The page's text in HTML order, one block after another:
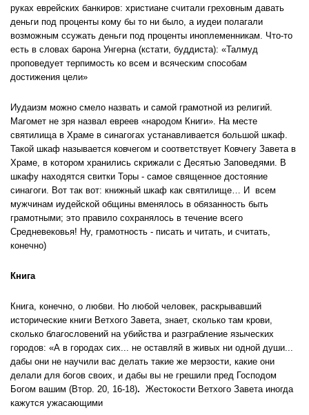
руках еврейских банкиров: христиане считали греховным давать
деньги под проценты кому бы то ни было, а иудеи полагали
возможным ссужать деньги под проценты иноплеменникам. Что-то
есть в словах барона Унгерна (кстати, буддиста): «Талмуд
проповедует терпимость ко всем и всяческим способам
достижения цели»
Иудаизм можно смело назвать и самой грамотной из религий.
Магомет не зря назвал евреев «народом Книги». На месте
святилища в Храме в синагогах устанавливается большой шкаф.
Такой шкаф называется ковчегом и соответствует Ковчегу Завета в
Храме, в котором хранились скрижали с Десятью Заповедями. В
шкафу находятся свитки Торы - самое священное достояние
синагоги. Вот так вот: книжный шкаф как святилище… И всем
мужчинам иудейской общины вменялось в обязанность быть
грамотными; это правило сохранялось в течение всего
Средневековья! Ну, грамотность - писать и читать, и считать,
конечно)
Книга
Книга, конечно, о любви. Но любой человек, раскрывавший
исторические книги Ветхого Завета, знает, сколько там крови,
сколько благословений на убийства и разграбление языческих
городов: «А в городах сих... не оставляй в живых ни одной души...
дабы они не научили вас делать такие же мерзости, какие они
делали для богов своих, и дабы вы не грешили пред Господом
Богом вашим (Втор. 20, 16-18). Жестокости Ветхого Завета иногда
кажутся ужасающими